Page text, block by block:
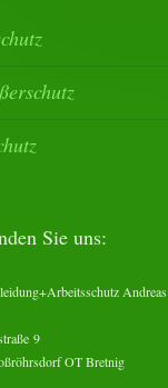
Sie uns:
Andreas
9
OT Bretnig